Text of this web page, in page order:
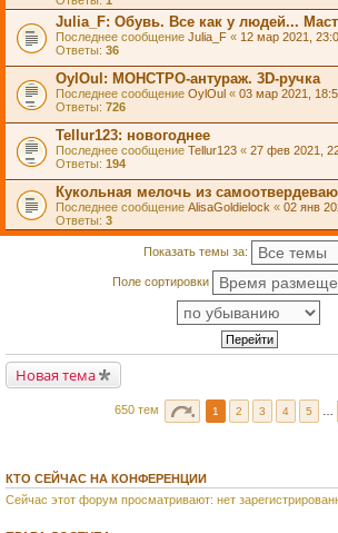
Julia_F: Обувь. Все как у людей...
Последнее сообщение Julia_F « 12 мар 2021,
Ответы: 36
OylOul: МОНСТРО-антураж. 3D-ручка
Последнее сообщение OylOul « 03 мар 2021,
Ответы: 726
Tellur123: новогоднее
Последнее сообщение Tellur123 « 27 фев 2021,
Ответы: 194
Кукольная мелочь из
Последнее сообщение AlisaGoldielock « 02 янв
Ответы: 3
Показать темы за:
Поле сортировки
Новая тема
650 тем 1 2 3 4 5
КТО СЕЙЧАС НА КОНФЕРЕНЦИИ
Сейчас этот форум просматривают: нет